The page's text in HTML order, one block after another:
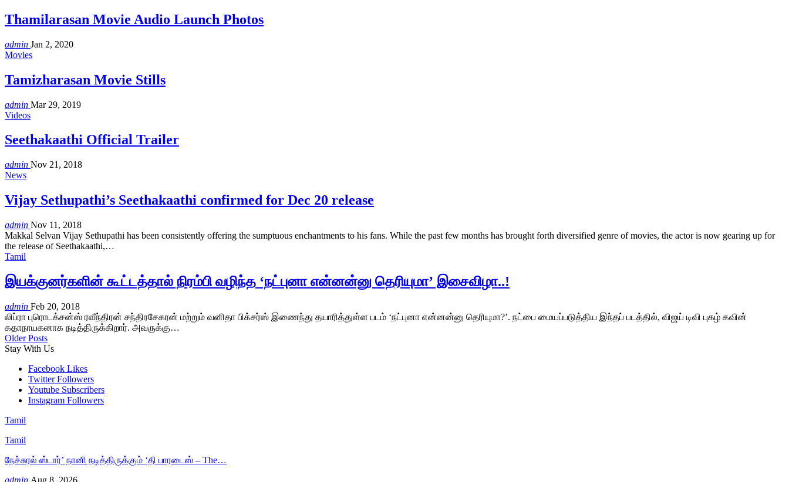
Thamilarasan Movie Audio Launch Photos
admin Jan 2, 2020
Movies
Tamizharasan Movie Stills
admin Mar 29, 2019
Videos
Seethakaathi Official Trailer
admin Nov 21, 2018
News
Vijay Sethupathi’s Seethakaathi confirmed for Dec 20 release
admin Nov 11, 2018
Makkal Selvan Vijay Sethupathi has been consistently offering the sumptuous enchantments to his fans. While the past few months has brought forth diversified genre of movies, the actor is now gearing up for
the release of Seethakaathi,…
Tamil
இயக்குனர்களின் கூட்டத்தால் நிரம்பி வழிந்த ‘நட்புனா என்னன்னு தெரியுமா’ இசைவிழா..!
admin Feb 20, 2018
லிப்ரா புரொடக்சன்ஸ் ரவீந்திரன் சந்திரசேகரன் மற்றும் வனிதா பிக்சர்ஸ் இணைந்து தயாரித்துள்ள படம் ‘நட்புனா என்னன்னு தெரியுமா?’. நட்பை மையப்படுத்திய இந்தப் படத்தில், விஜய் டிவி புகழ் கவின்
கதாநாயகனாக நடித்திருக்கிறார். அவருக்கு…
Older Posts
Stay With Us
Facebook Likes
Twitter Followers
Youtube Subscribers
Instagram Followers
Tamil
Tamil
நேச்சுரல் ஸ்டார்’ நானி நடித்திருக்கும் ‘தி பாரடைஸ் – The…
admin Aug 8, 2026